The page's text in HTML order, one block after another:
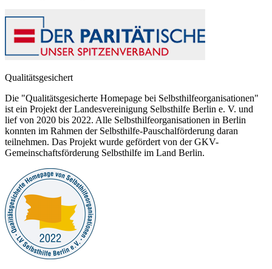
Qualitätsgesichert
Die "Qualitätsgesicherte Homepage bei Selbsthilfeorganisationen"
ist ein Projekt der Landesvereinigung Selbsthilfe Berlin e. V. und
lief von 2020 bis 2022. Alle Selbsthilfeorganisationen in Berlin
konnten im Rahmen der Selbsthilfe-Pauschalförderung daran
teilnehmen. Das Projekt wurde gefördert von der GKV-
Gemeinschaftsförderung Selbsthilfe im Land Berlin.